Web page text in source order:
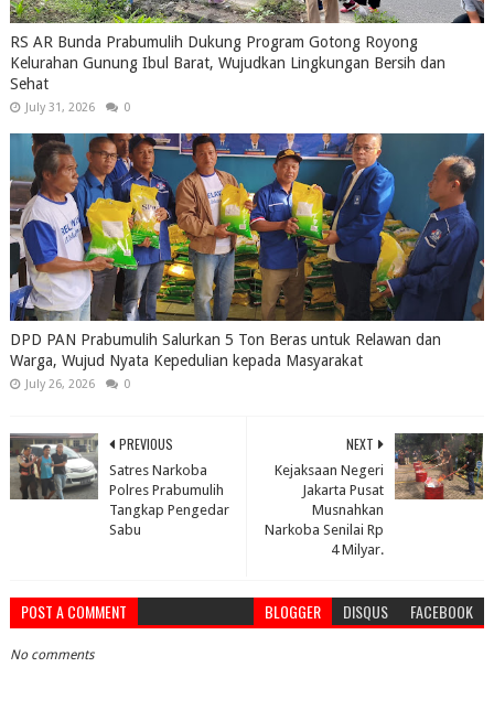
RS AR Bunda Prabumulih Dukung Program Gotong Royong
Kelurahan Gunung Ibul Barat, Wujudkan Lingkungan Bersih dan
Sehat
July 31, 2026 0
DPD PAN Prabumulih Salurkan 5 Ton Beras untuk Relawan dan
Warga, Wujud Nyata Kepedulian kepada Masyarakat
July 26, 2026 0
NEXT
Kejaksaan Negeri
Jakarta Pusat
Musnahkan
Narkoba Senilai Rp
4 Milyar.
PREVIOUS
Satres Narkoba
Polres Prabumulih
Tangkap Pengedar
Sabu
POST A COMMENT BLOGGER DISQUS FACEBOOK
No comments